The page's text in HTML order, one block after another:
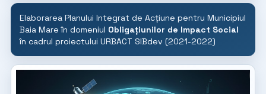
Elaborarea Planului Integrat de Acțiune pentru Municipiul
Baia Mare în domeniul Obligațiunilor de Impact Social
în cadrul proiectului URBACT SIBdev (2021-2022)